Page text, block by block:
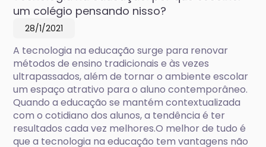
um colégio pensando nisso?
28/1/2021
A tecnologia na educação surge para renovar
métodos de ensino tradicionais e às vezes
ultrapassados, além de tornar o ambiente escolar
um espaço atrativo para o aluno contemporâneo.
Quando a educação se mantém contextualizada
com o cotidiano dos alunos, a tendência é ter
resultados cada vez melhores.O melhor de tudo é
que a tecnologia na educação tem vantagens não